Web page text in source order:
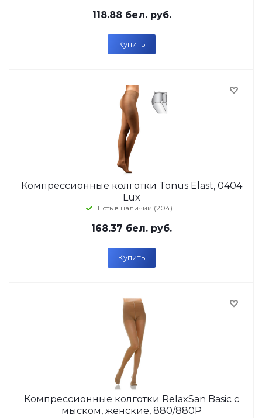
118.88бел. руб.
Купить
Компрессионные колготки Tonus Elast, 0404
Lux
Есть в наличии (204)
168.37 бел. руб.
Купить
Компрессионные колготки RelaxSan Basic с
мыском, женские, 880/880P